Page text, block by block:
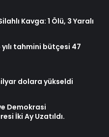
Kavga: 1 Ölü, 3 Yaralı
tahmini bütçesi 47
dolara yükseldi
Demokrasi
İki Ay Uzatıldı.